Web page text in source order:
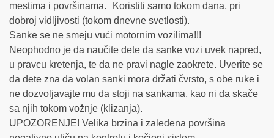
mestima i površinama. Koristiti samo tokom dana, pri
dobroj vidljivosti (tokom dnevne svetlosti).
Sanke se ne smeju vući motornim vozilima!!!
Neophodno je da naučite dete da sanke vozi uvek napred,
u pravcu kretenja, te da ne pravi nagle zaokrete. Uverite se
da dete zna da volan sanki mora držati čvrsto, s obe ruke i
ne dozvoljavajte mu da stoji na sankama, kao ni da skače
sa njih tokom vožnje (klizanja).
UPOZORENJE! Velika brzina i zaleđena površina